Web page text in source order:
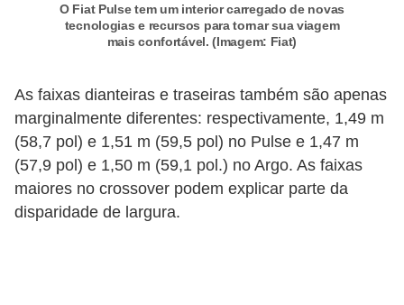
O Fiat Pulse tem um interior carregado de novas
tecnologias e recursos para tornar sua viagem
mais confortável. (Imagem: Fiat)
As faixas dianteiras e traseiras também são apenas
marginalmente diferentes: respectivamente, 1,49 m
(58,7 pol) e 1,51 m (59,5 pol) no Pulse e 1,47 m
(57,9 pol) e 1,50 m (59,1 pol.) no Argo. As faixas
maiores no crossover podem explicar parte da
disparidade de largura.
r
â
n
s
i
t